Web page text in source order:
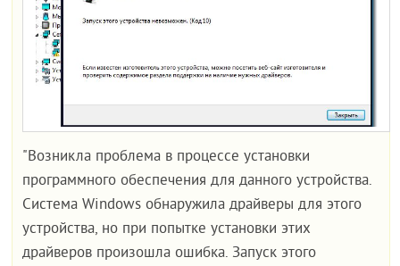
"Возникла проблема в процессе установки
программного обеспечения для данного устройства.
Система Windows обнаружила драйверы для этого
устройства, но при попытке установки этих
драйверов произошла ошибка. Запуск этого